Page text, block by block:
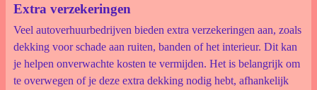
Extra verzekeringen
Veel autoverhuurbedrijven bieden extra verzekeringen aan, zoals
dekking voor schade aan ruiten, banden of het interieur. Dit kan
je helpen onverwachte kosten te vermijden. Het is belangrijk om
te overwegen of je deze extra dekking nodig hebt, afhankelijk